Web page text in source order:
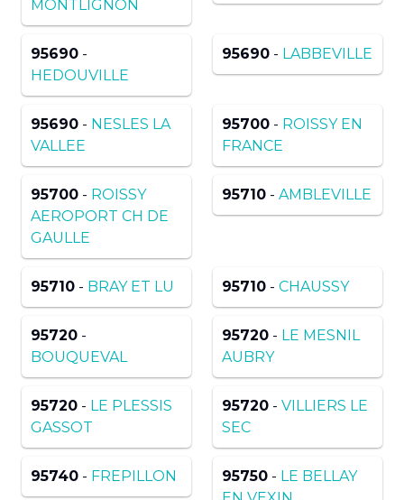
MONTLIGNON
95690 -
HEDOUVILLE
95690 - LABBEVILLE
95690 - NESLES LA
VALLEE
95700 - ROISSY EN
FRANCE
95700 - ROISSY
AEROPORT CH DE
GAULLE
95710 - AMBLEVILLE
95710 - BRAY ET LU 95710 - CHAUSSY
95720 -
BOUQUEVAL
95720 - LE MESNIL
AUBRY
95720 - LE PLESSIS
GASSOT
95720 - VILLIERS LE
SEC
95740 - FREPILLON 95750 - LE BELLAY